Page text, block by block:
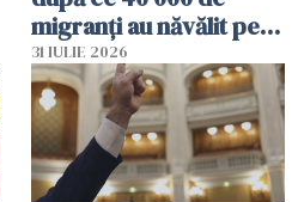
migranți au năvălit pe
teritoriul spaniol: „Vom
mobiliza toate
resursele"
31 IULIE 2026